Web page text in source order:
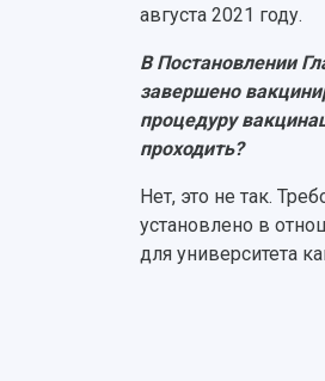
августа 2021 году.
В Постановлении
завершено
процедуру
проходить?
Нет, это не так.
установлено в
для университета